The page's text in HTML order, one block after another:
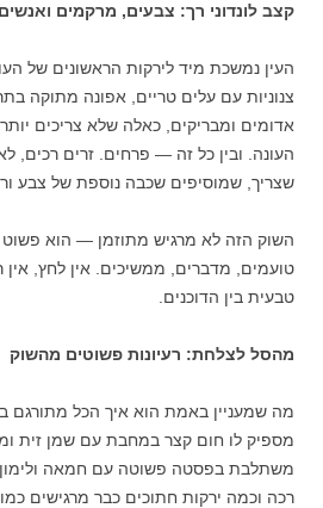
קצב לונדוני רך: צבעים, מרקמים ואנשים
העין נמשכת מיד לירקות הראשונים של
צנוניות עם עלים טריים, אפונה מתוקה
אדומים ומבריקים, כאלה שלא צריכים
העונה. ובין כל זה — פרחים. זרים רכים,
שצריך, שמוסיפים שכבה נוספת של צבע
השוק הזה לא מרגיש מתוזמן — הוא פשוט
טועמים, מדברים, ממשיכים. אין לחץ, אין
טבעית בין הדוכנים.
מהסל לצלחת: רעיונות פשוטים מהשוק
מה שמעניין באמת הוא איך הכל מתורגם
מספיק לו חום קצר במחבת עם שמן זית
משתלבת בפסטה פשוטה עם חמאה ולימון.
רכה וכמה ירקות חתוכים כבר מרגישים